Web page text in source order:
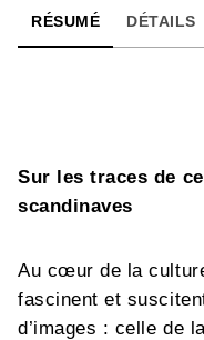
RÉSUMÉ DÉTAILS
Sur les traces de
scandinaves
Au cœur de la
fascinent et
d’images : celle de